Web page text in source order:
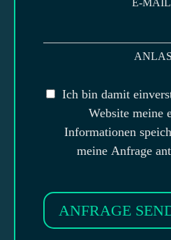
Ich bin damit
Website meine
Informationen
meine Anfrage
ANFRAGE